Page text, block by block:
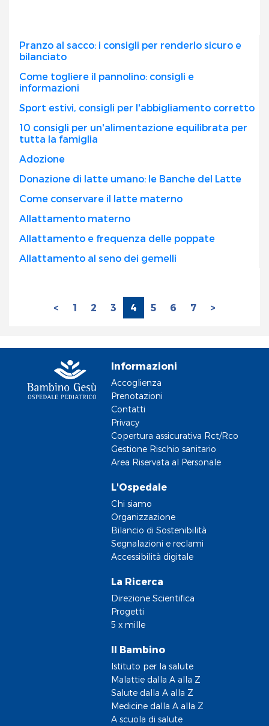
Pranzo al sacco: i consigli per renderlo sicuro e
bilanciato
Come togliere il pannolino: consigli e
informazioni
Sport estivi, consigli per l'abbigliamento corretto
10 consigli per un'alimentazione equilibrata per
tutta la famiglia
Adozione
Donazione di latte umano: le Banche del Latte
Come conservare il latte materno
Allattamento materno
Allattamento e frequenza delle poppate
Allattamento al seno dei gemelli
< 1 2 3 4 5 6 7 >
Informazioni
Accoglienza
Prenotazioni
Contatti
Privacy
Copertura assicurativa Rct/Rco
Gestione Rischio sanitario
Area Riservata al Personale
L'Ospedale
Chi siamo
Organizzazione
Bilancio di Sostenibilità
Segnalazioni e reclami
Accessibilità digitale
La Ricerca
Direzione Scientifica
Progetti
5 x mille
Il Bambino
Istituto per la salute
Malattie dalla A alla Z
Salute dalla A alla Z
Medicine dalla A alla Z
A scuola di salute